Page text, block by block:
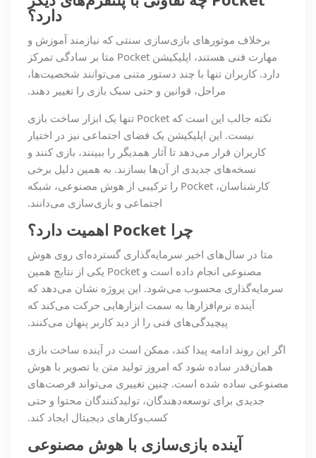
دارد؟
برخلاف موتورهای بازی‌سازی سنتی که نیازمند آموزش و
مهارت فنی هستند، اپلیکیشن Pocket متا بر سادگی تمرکز
دارد. کاربران تنها با چند دستور متنی می‌توانند شخصیت‌ها،
مراحل، قوانین و حتی سبک بازی را تغییر دهند.
نکته جالب این است که Pocket تنها یک ابزار ساخت بازی
نیست. این اپلیکیشن یک فضای اجتماعی نیز در اختیار
کاربران قرار می‌دهد تا آثار همدیگر را ببینند، بازی کنند و
نسخه‌های جدیدی از آن‌ها بسازند. به همین دلیل برخی
کارشناسان، Pocket را ترکیبی از هوش مصنوعی، شبکه
اجتماعی و بازی‌سازی می‌دانند.
چرا اهمیت دارد؟
متا در سال‌های اخیر سرمایه‌گذاری گسترده‌ای روی هوش
مصنوعی انجام داده است و Pocket یکی از نتایج همین
سرمایه‌گذاری محسوب می‌شود. این پروژه نشان می‌دهد که
آینده نرم‌افزارها به سمت ابزارهایی حرکت می‌کند که
پیچیدگی‌های فنی را از دید کاربر پنهان می‌کنند.
اگر این روند ادامه پیدا کند، ممکن است در آینده ساخت بازی
همان‌قدر ساده شود که امروز تولید متن یا تصویر با هوش
مصنوعی ساده شده است. چنین تغییری می‌تواند فرصت‌های
جدیدی برای توسعه‌دهندگان، تولیدکنندگان محتوا و حتی
کسب‌وکارهای دیجیتال ایجاد کند.
آینده بازی‌سازی با هوش مصنوعی